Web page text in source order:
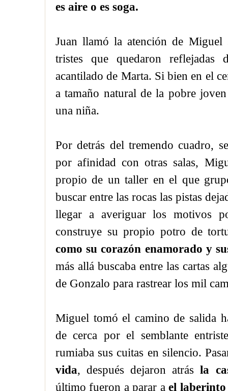
es aire o es soga.
Juan llamó la atención de Miguel
tristes que quedaron reflejadas
acantilado de Marta. Si bien en el
a tamaño natural de la pobre
una niña.
Por detrás del tremendo cuadro,
por afinidad con otras salas,
propio de un taller en el que
buscar entre las rocas las pistas
llegar a averiguar los motivos
construye su propio potro de
como su corazón enamorado y
más allá buscaba entre las cartas
de Gonzalo para rastrear los mil
Miguel tomó el camino de salida
de cerca por el semblante
rumiaba sus cuitas en silencio.
vida, después dejaron atrásla
último fueron a parar ael laberinto